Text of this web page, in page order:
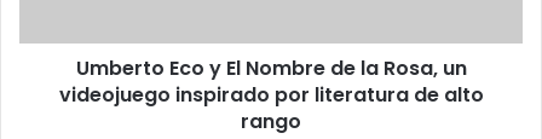
un
videojuego
inspirado
Umberto Eco y El Nombre de la Rosa, un
videojuego inspirado por literatura de alto
rango